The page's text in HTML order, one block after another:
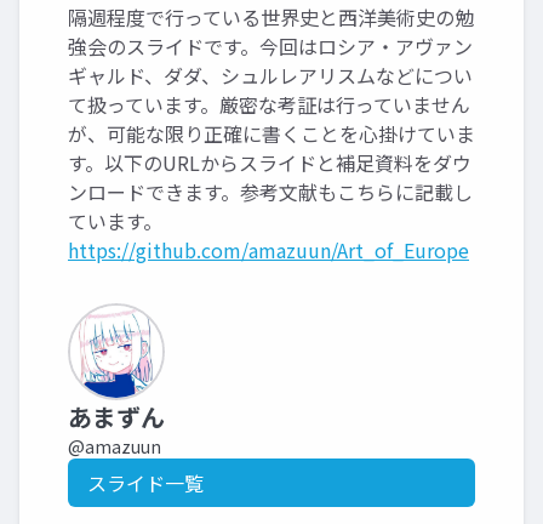
隔週程度で行っている世界史と西洋美術史の勉
強会のスライドです。今回はロシア・アヴァン
ギャルド、ダダ、シュルレアリスムなどについ
て扱っています。厳密な考証は行っていません
が、可能な限り正確に書くことを心掛けていま
す。以下のURLからスライドと補足資料をダウ
ンロードできます。参考文献もこちらに記載し
ています。
https://github.com/amazuun/Art_of_Europe
あまずん
@amazuun
スライド一覧